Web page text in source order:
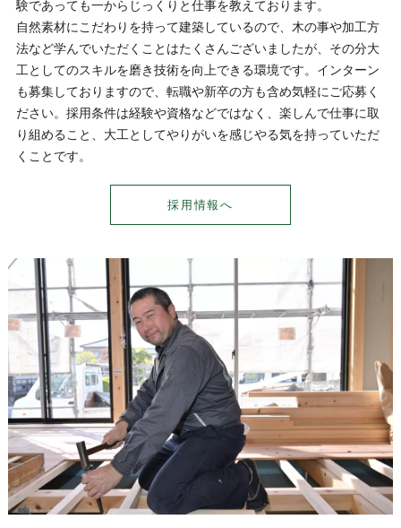
験であっても一からじっくりと仕事を教えております。
自然素材にこだわりを持って建築しているので、木の事や加工方
法など学んでいただくことはたくさんございましたが、その分大
工としてのスキルを磨き技術を向上できる環境です。インターン
も募集しておりますので、転職や新卒の方も含め気軽にご応募く
ださい。採用条件は経験や資格などではなく、楽しんで仕事に取
り組めること、大工としてやりがいを感じやる気を持っていただ
くことです。
採用情報へ